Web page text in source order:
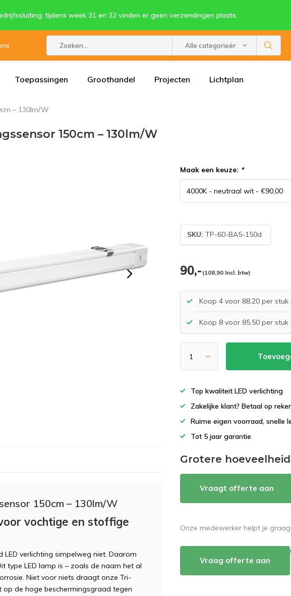
Alle categorieën
tijdens week 31 en 32 vinden er geen verzendingen plaats.
Toepassingen Groothandel Projecten Lichtplan
– 130lm/W
150cm – 130lm/W
Maak een keuze: *
SKU: TP-60-BA5-150d
90,- (108,90 Incl. btw)
Koop 4 voor 88,20 per
Koop 8 voor 85,50 per
Top kwaliteit LED verlichting
Zakelijke klant? Betaal op
Ruime eigen voorraad, snelle
Tot 5 jaar garantie
150cm – 130lm/W
vochtige en stoffige
verlichting simpelweg niet. Daarom
type LED lamp is – zoals de naam het al
Niet voor niets draagt onze Tri-
op de hoge beschermingsgraad tegen
Grotere
Vraagt offerte aan
Onze medewerker helpt je
Vraag offerte aan